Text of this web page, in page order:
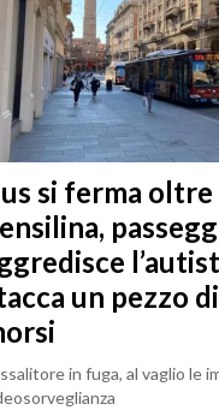
si ferma oltre
un pezzo
in fuga, al vaglio le